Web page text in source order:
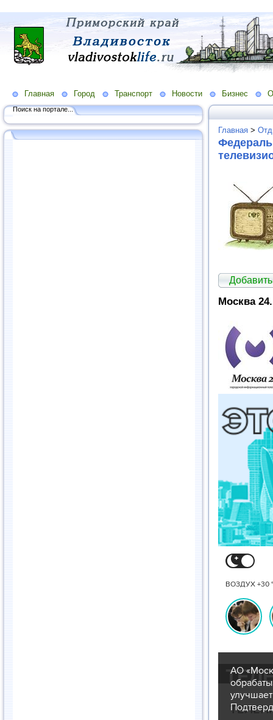
Главная Город Транспорт Новости Бизнес
Поиск на портале...
Главная >
Москва